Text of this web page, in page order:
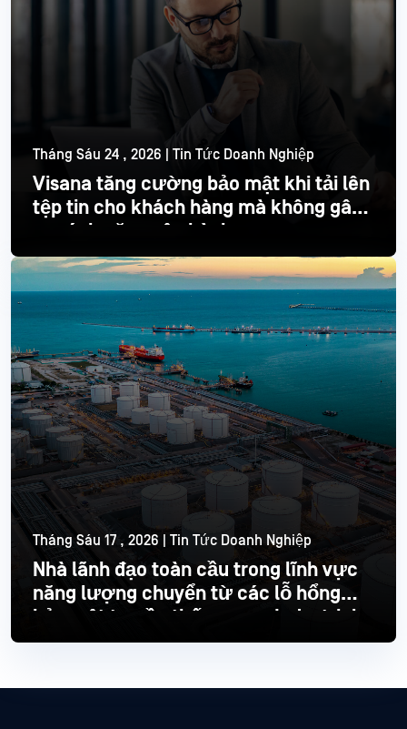
Tháng Sáu 24 , 2026 | Tin Tức Doanh Nghiệp
Visana tăng cường bảo mật khi tải lên
tệp tin cho khách hàng mà không gây
ra gánh nặng vận hành
Đọc thêm
Tháng Sáu 17 , 2026 | Tin Tức Doanh Nghiệp
Nhà lãnh đạo toàn cầu trong lĩnh vực
năng lượng chuyển từ các lỗ hổng
bảo mật truyền thống sang Industrial
hiện đại
Đọc thêm